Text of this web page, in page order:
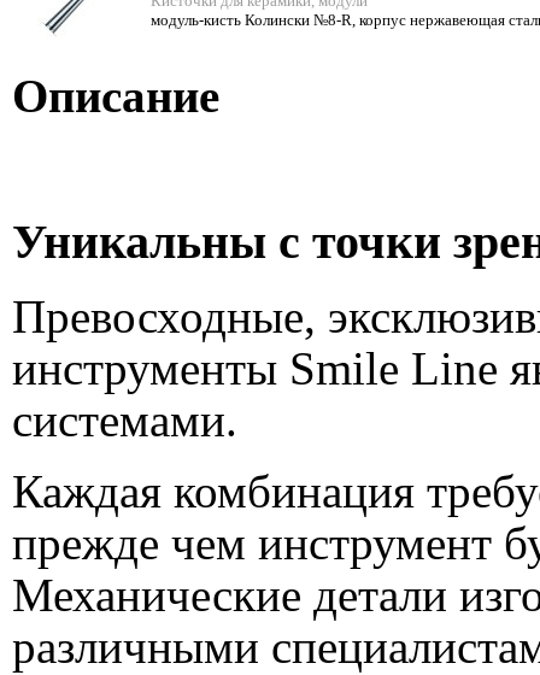
модуль-кисть Колински №8-R, корпус нержавеющая
Описание
Уникальны с точки
Превосходные,
инструменты Smile Line
системами.
Каждая комбинация
прежде чем инструмент
Механические детали
различными